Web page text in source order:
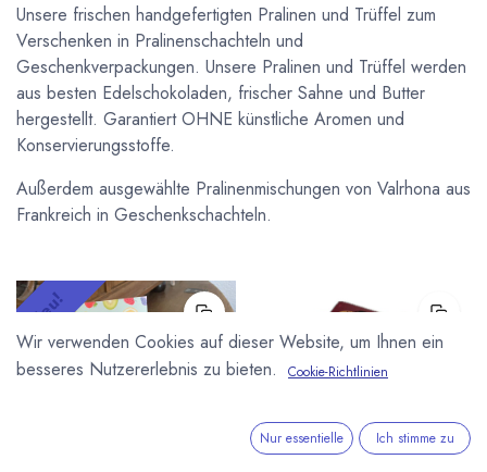
Unsere frischen handgefertigten Pralinen und Trüffel zum
Verschenken in Pralinenschachteln und
Geschenkverpackungen. Unsere Pralinen und Trüffel werden
aus besten Edelschokoladen, frischer Sahne und Butter
hergestellt. Garantiert OHNE künstliche Aromen und
Konservierungsstoffe.
Außerdem ausgewählte Pralinenmischungen von Valrhona aus
Frankreich in Geschenkschachteln.
Neu!
Wir verwenden Cookies auf dieser Website, um Ihnen ein
besseres Nutzererlebnis zu bieten.
Cookie-Richtlinien
Nur essentielle Ich stimme zu